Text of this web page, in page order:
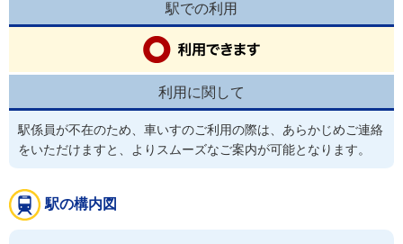
駅での利用
利用に関して
駅係員が不在のため、車いすのご利用の際は、あらかじめご連絡
駅の構内図